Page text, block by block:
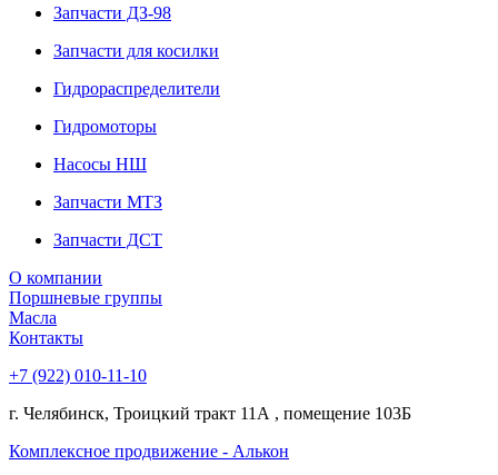
Запчасти ДЗ-98
Запчасти для косилки
Гидрораспределители
Гидромоторы
Насосы НШ
Запчасти МТЗ
Запчасти ДСТ
О компании
Поршневые группы
Масла
Контакты
+7 (922) 010-11-10
г. Челябинск, Троицкий тракт 11А , помещение 103Б
Комплексное продвижение - Алькон